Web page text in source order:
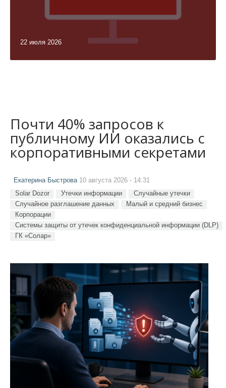
22 июля 2026
Почти 40% запросов к
публичному ИИ оказались с
корпоративными секретами
Екатерина Быстрова 10 августа 2026 - 14:31
Solar Dozor Утечки информации
Случайные утечки
Случайное разглашение данных
Малый и средний бизнес
Корпорации
Системы защиты от утечек конфиденциальной информации (DLP)
ГК «Солар»